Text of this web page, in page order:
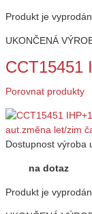
Produkt je vyprodán
UKONČENÁ
CCT15451
Porovnat produkty
Dostupnost výroba
na dotaz
Produkt je vyprodán